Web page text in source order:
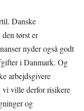
Danske
tørst er
nyder også godt
i Danmark. Og
arbejdsgivere
vi ville derfor risikere
og